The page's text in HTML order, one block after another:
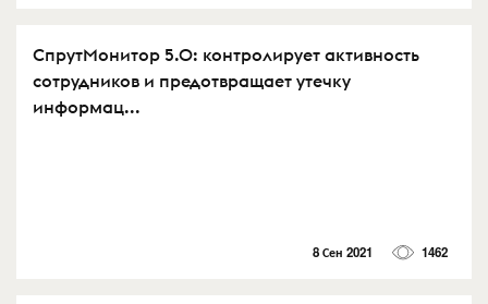
СпрутМонитор 5.0: контролирует активность
сотрудников и предотвращает утечку
информац...
8 Сен 2021 1462